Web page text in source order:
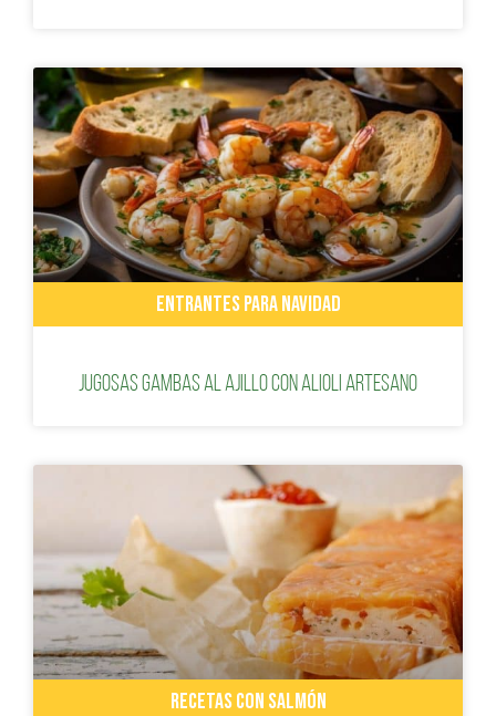
ENTRANTES PARA NAVIDAD
Jugosas gambas al ajillo con alioli artesano
RECETAS CON SALMÓN